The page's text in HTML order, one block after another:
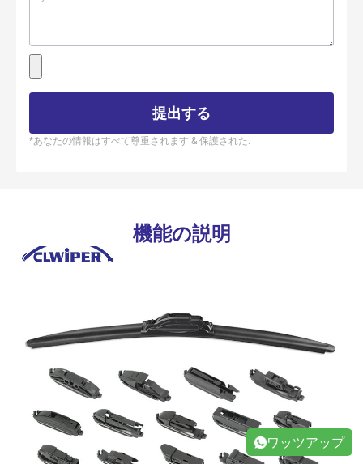
提出する
*あなたの情報はすべて尊重されます & 保護された.
機能の説明
ワッツアップ